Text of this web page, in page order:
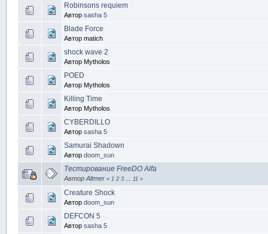
Robinsons requiem
Автор sasha 5
Blade Force
Автор matich
shock wave 2
Автор Mytholos
POED
Автор Mytholos
Killing Time
Автор Mytholos
CYBERDILLO
Автор sasha 5
Samurai Shadown
Автор doom_sun
Тестирование FreeDO Alfa
Автор Altmer « 1 2 3 11 »
Creature Shock
Автор doom_sun
DEFCON 5
Автор sasha 5